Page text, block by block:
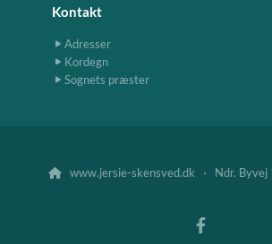
Kontakt
Adresser
Kordegn
Sognets præster
www.jersie-skensved.dk · Ndr. Byvej